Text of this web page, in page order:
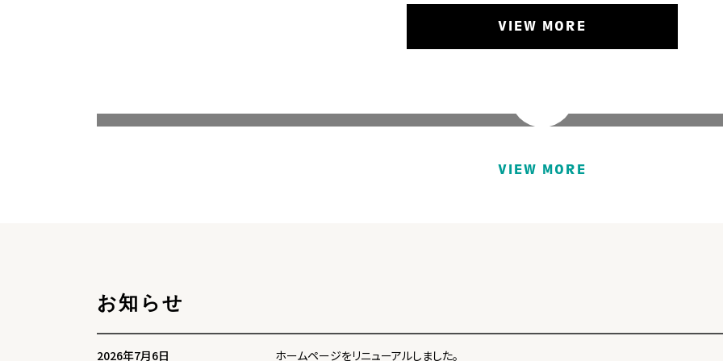
VIEW MORE
VIEW MORE
お知らせ
2026年7月6日 ホームページをリニューアルしました。